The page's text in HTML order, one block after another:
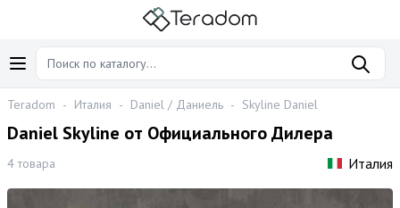
Teradom - Италия - Daniel / Даниель - Skyline Daniel
Daniel Skyline от Официального Дилера
4 товара Италия